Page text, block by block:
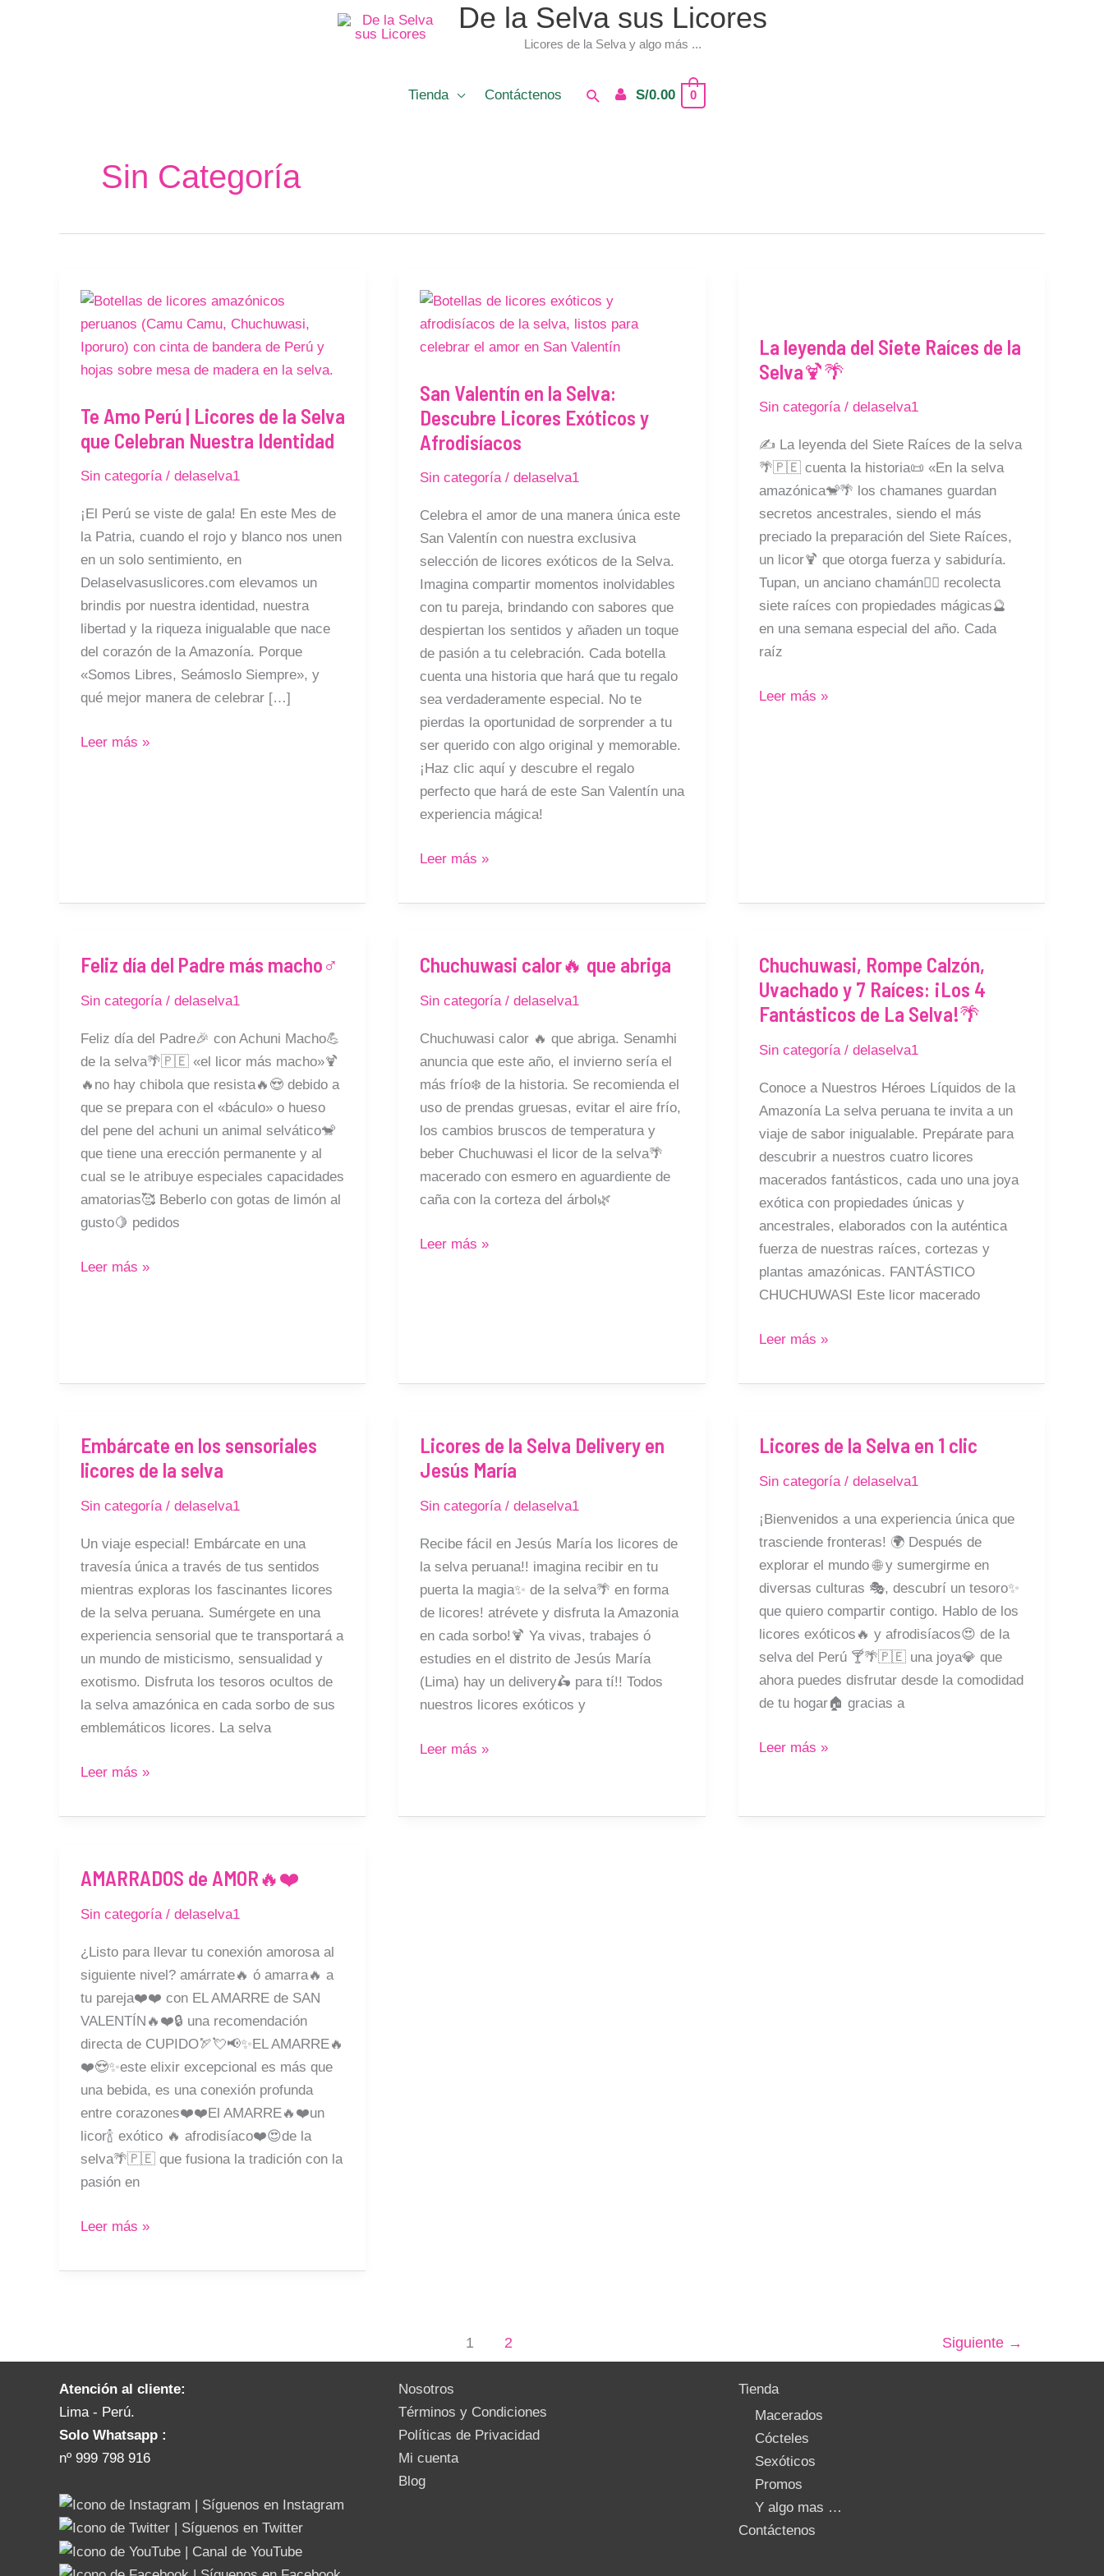
De la Selva sus Licores
Licores de la Selva y algo más ...
Tienda Contáctenos Buscar S/0.00 0
Sin Categoría
Te Amo Perú | Licores de la Selva
que Celebran Nuestra Identidad
Sin categoría/ delaselva1
¡El Perú se viste de gala! En este Mes de
la Patria, cuando el rojo y blanco nos unen
en un solo sentimiento, en
Delaselvasuslicores.com elevamos un
brindis por nuestra identidad, nuestra
libertad y la riqueza inigualable que nace
del corazón de la Amazonía. Porque
«Somos Libres, Seámoslo Siempre», y
qué mejor manera de celebrar […]
Te
Amo
Perú
|
de
la
que
Celebran
Nuestra
Identidad
Leer más »
San Valentín en la Selva:
Descubre Licores Exóticos y
Afrodisíacos
Sin categoría/ delaselva1
Celebra el amor de una manera única este
San Valentín con nuestra exclusiva
selección de licores exóticos de la Selva.
Imagina compartir momentos inolvidables
con tu pareja, brindando con sabores que
despiertan los sentidos y añaden un toque
de pasión a tu celebración. Cada botella
cuenta una historia que hará que tu regalo
sea verdaderamente especial. No te
pierdas la oportunidad de sorprender a tu
ser querido con algo original y memorable.
¡Haz clic aquí y descubre el regalo
perfecto que hará de este San Valentín una
experiencia mágica!
San
Valentín
en
Selva:
Descubre
Licores
y
Afrodisíacos
Leer más »
La leyenda del Siete Raíces de la
Selva🍹🌴
Sin categoría/delaselva1
✍️ La leyenda del Siete Raíces de la selva
🌴🇵🇪 cuenta la historia📜 «En la selva
amazónica🐒🌴 los chamanes guardan
secretos ancestrales, siendo el más
preciado la preparación del Siete Raíces,
un licor🍹 que otorga fuerza y sabiduría.
Tupan, un anciano chamán🧙‍♂️ recolecta
siete raíces con propiedades mágicas🔮
en una semana especial del año. Cada
raíz
del
Siete
de
la
Selva
🍹
🌴
Leer más »
Feliz día del Padre más macho♂
Sin categoría/ delaselva1
Feliz día del Padre🎉 con Achuni Macho💪
de la selva🌴🇵🇪 «el licor más macho»🍹
🔥no hay chibola que resista🔥😍 debido a
que se prepara con el «báculo» o hueso
del pene del achuni un animal selvático🐒
que tiene una erección permanente y al
cual se le atribuye especiales capacidades
amatorias🥰 Beberlo con gotas de limón al
gusto🍋 pedidos
Feliz
del
Padre
más
macho♂
Leer más »
Chuchuwasi calor🔥 que abriga
Sin categoría/ delaselva1
Chuchuwasi calor 🔥 que abriga. Senamhi
anuncia que este año, el invierno sería el
más frío❄️ de la historia. Se recomienda el
uso de prendas gruesas, evitar el aire frío,
los cambios bruscos de temperatura y
beber Chuchuwasi el licor de la selva🌴
macerado con esmero en aguardiente de
caña con la corteza del árbol🌿
Chuchuwasi
🔥
que
Leer más »
Chuchuwasi, Rompe Calzón,
Uvachado y 7 Raíces: ¡Los 4
Fantásticos de La Selva!🌴
Sin categoría/delaselva1
Conoce a Nuestros Héroes Líquidos de la
Amazonía La selva peruana te invita a un
viaje de sabor inigualable. Prepárate para
descubrir a nuestros cuatro licores
macerados fantásticos, cada uno una joya
exótica con propiedades únicas y
ancestrales, elaborados con la auténtica
fuerza de nuestras raíces, cortezas y
plantas amazónicas. FANTÁSTICO
CHUCHUWASI Este licor macerado
Chuchuwasi,
Rompe
Calzón,
y
Leer más »
Embárcate en los sensoriales
licores de la selva
Sin categoría/ delaselva1
Un viaje especial! Embárcate en una
travesía única a través de tus sentidos
mientras exploras los fascinantes licores
de la selva peruana. Sumérgete en una
experiencia sensorial que te transportará a
un mundo de misticismo, sensualidad y
exotismo. Disfruta los tesoros ocultos de
la selva amazónica en cada sorbo de sus
emblemáticos licores. La selva
Embárcate
en
sensoriales
licores
selva
Leer más »
Licores de la Selva Delivery en
Jesús María
Sin categoría/ delaselva1
Recibe fácil en Jesús María los licores de
la selva peruana!! imagina recibir en tu
puerta la magia✨ de la selva🌴 en forma
de licores! atrévete y disfruta la Amazonia
en cada sorbo!🍹 Ya vivas, trabajes ó
estudies en el distrito de Jesús María
(Lima) hay un delivery🛵 para tí!! Todos
nuestros licores exóticos y
Licores
de
Selva
Delivery
en
María
Leer más »
Licores de la Selva en 1 clic
Sin categoría/delaselva1
¡Bienvenidos a una experiencia única que
trasciende fronteras! 🌍 Después de
explorar el mundo 🌐 y sumergirme en
diversas culturas 🎭, descubrí un tesoro✨
que quiero compartir contigo. Hablo de los
licores exóticos🔥 y afrodisíacos😍 de la
selva del Perú 🍸🌴🇵🇪 una joya💎 que
ahora puedes disfrutar desde la comodidad
de tu hogar🏠 gracias a
Licores
la
Selva
en
clic
Leer más »
AMARRADOS de AMOR🔥❤️
Sin categoría/ delaselva1
¿Listo para llevar tu conexión amorosa al
siguiente nivel? amárrate🔥 ó amarra🔥 a
tu pareja❤️❤️ con EL AMARRE de SAN
VALENTÍN🔥❤️🔒 una recomendación
directa de CUPIDO🏹💘📢✨EL AMARRE🔥
❤️😍✨este elixir excepcional es más que
una bebida, es una conexión profunda
entre corazones❤️❤️El AMARRE🔥❤️un
licor🍾 exótico 🔥 afrodisíaco❤️😍de la
selva🌴🇵🇪 que fusiona la tradición con la
pasión en
AMARRADOS
AMOR
🔥
❤️
Leer más »
1 2 Siguiente →
Atención al cliente:
Lima - Perú.
Solo Whatsapp :
nº 999 798 916
Nosotros
Términos y Condiciones
Políticas de Privacidad
Mi cuenta
Blog
Tienda
Macerados
Cócteles
Sexóticos
Promos
Y algo mas …
Contáctenos